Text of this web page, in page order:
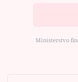
Ministerstvo